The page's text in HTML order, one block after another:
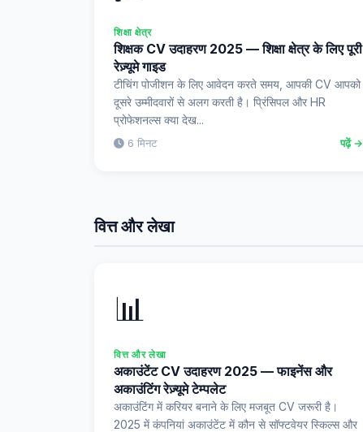
शिक्षा क्षेत्र
शिक्षक CV उदाहरण 2025 — शिक्षा क्षेत्र के लिए पूरी
रेज़्यूमे गाइड
टीचिंग पोजीशन के लिए आवेदन करते समय, आपकी CV आपको
दूसरे उम्मीदवारों से अलग करती है। प्रिंसिपल और HR
प्रोफेशनल्स क्या देख...
6 मिनट पढ़ें →
वित्त और लेखा
📊
वित्त और लेखा
अकाउंटेंट CV उदाहरण 2025 — फाइनेंस और
अकाउंटिंग रेज़्यूमे टेम्पलेट
अकाउंटिंग में करियर बनाने के लिए मजबूत CV जरूरी है।
2025 में कंपनियां अकाउंटेंट में कौन से सॉफ्टवेयर स्किल्स और